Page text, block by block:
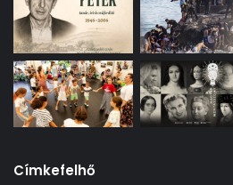
Címkefelhő